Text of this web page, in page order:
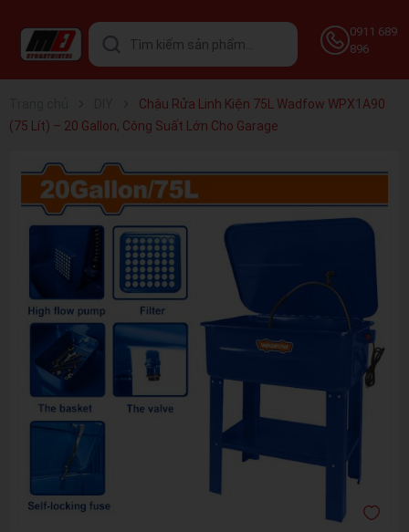
0911 689
896
Chậu Rửa Linh Kiện 75L Wadfow WPX1A90
(75 Lít) – 20 Gallon, Công Suất Lớn Cho Garage